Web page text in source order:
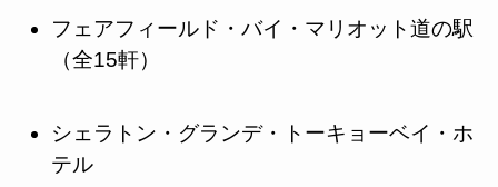
フェアフィールド・バイ・マリオット道の駅
（全15軒）
シェラトン・グランデ・トーキョーベイ・ホ
テル